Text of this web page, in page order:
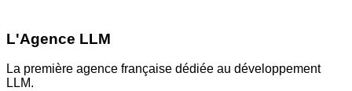
L'Agence LLM
La première agence française dédiée au développement
LLM.